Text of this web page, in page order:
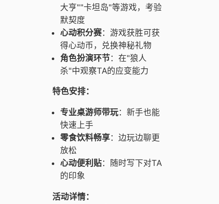
大亨""卡坦岛"等游戏，考验
默契度
心动积分赛：游戏获胜可获
得心动币，兑换神秘礼物
角色扮演环节：在"狼人
杀"中观察TA的应变能力
特色安排：
专业桌游师带玩：新手也能
快速上手
零食饮料畅享：边玩边聊更
放松
心动便利贴：随时写下对TA
的印象
活动详情：